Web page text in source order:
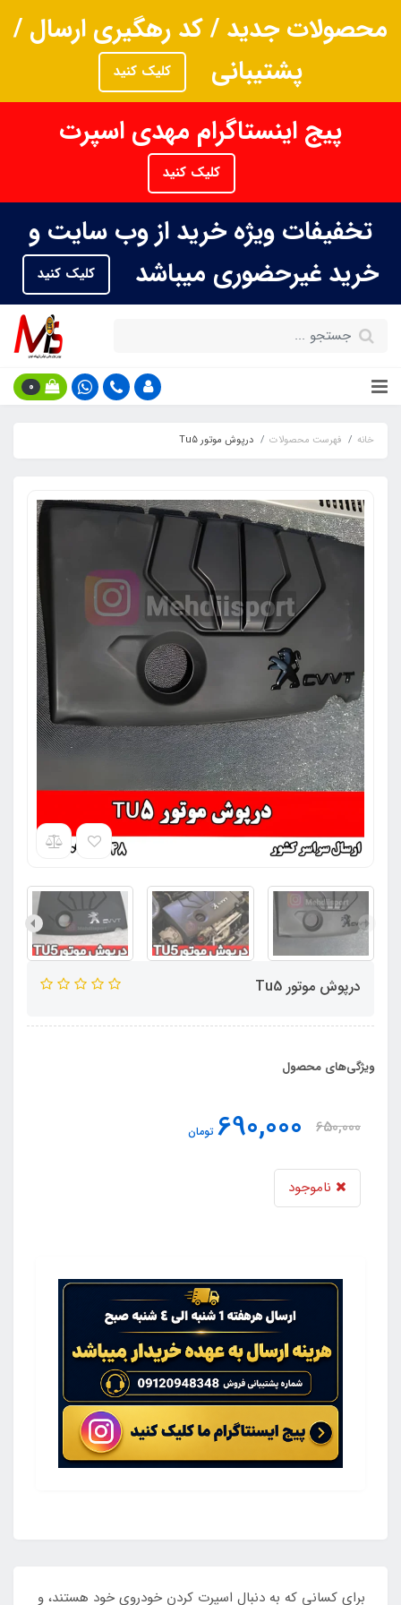
محصولات جدید / کد رهگیری ارسال /
پشتیبانی
کلیک کنید
پیج اینستاگرام مهدی اسپرت
کلیک کنید
تخفیفات ویژه خرید از وب سایت و
خرید غیرحضوری میباشد
کلیک کنید
0
خانه فهرست محصولات درپوش موتور Tu5
درپوش موتور Tu5
ویژگی‌های محصول
650,000
690,000 تومان
ناموجود
برای کسانی که به دنبال اسپرت کردن خودروی خود هستند، و